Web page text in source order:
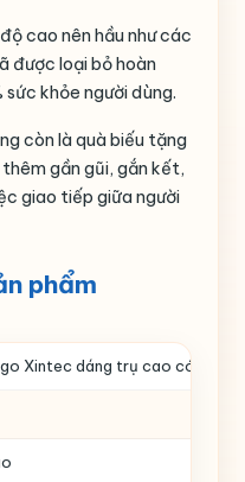
cao nên hầu như các
được loại bỏ hoàn
khỏe người dùng.
còn là quà biếu tặng
gần gũi, gắn kết,
giao tiếp giữa người
phẩm
Xintec dáng trụ cao có quai